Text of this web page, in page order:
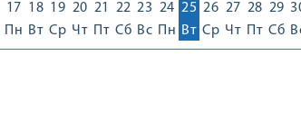
17
Пн
18
Вт
19
Ср
20
Чт
21
Пт
22
Сб
23
Вс
24
Пн
25
Вт
26
Ср
27
Чт
28
Пт
29
Сб